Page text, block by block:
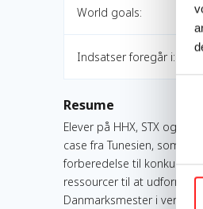
World goals:
Indsatser foregår i:
Resume
Elever på HHX, STX og
case fra Tunesien, som
forberedelse til
ressourcer til at udforme
Danmarksmester i